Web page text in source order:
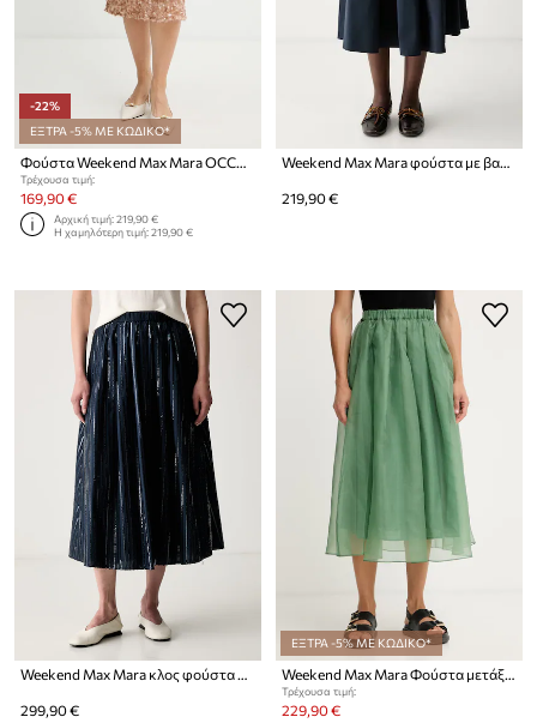
-22%
ΕΞΤΡΑ -5% ΜΕ ΚΩΔΙΚΟ*
Τρέχουσα τιμή:
169,90 €
Αρχική τιμή:219,90 €
Η χαμηλότερη τιμή:219,90 €
219,90 €
Weekend Max Mara κλος φούστα βαμβακερή WKDFIORDI
299,90 €
ΕΞΤΡΑ -5% ΜΕ ΚΩΔΙΚΟ*
Weekend Max Mara Φούστα μετάξι VISINO
Τρέχουσα τιμή:
229,90 €